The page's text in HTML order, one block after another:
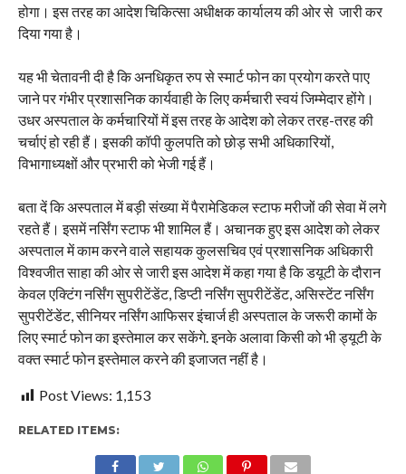
होगा। इस तरह का आदेश चिकित्सा अधीक्षक कार्यालय की ओर से जारी कर
दिया गया है।
यह भी चेतावनी दी है कि अनधिकृत रुप से स्मार्ट फोन का प्रयोग करते पाए
जाने पर गंभीर प्रशासनिक कार्यवाही के लिए कर्मचारी स्वयं जिम्मेदार होंगे।
उधर अस्पताल के कर्मचारियों में इस तरह के आदेश को लेकर तरह-तरह की
चर्चाएं हो रही हैं। इसकी कॉपी कुलपति को छोड़ सभी अधिकारियों,
विभागाध्यक्षों और प्रभारी को भेजी गई हैं।
बता दें कि अस्पताल में बड़ी संख्या में पैरामेडिकल स्टाफ मरीजों की सेवा में लगे
रहते हैं। इसमें नर्सिंग स्टाफ भी शामिल हैं। अचानक हुए इस आदेश को लेकर
अस्पताल में काम करने वाले सहायक कुलसचिव एवं प्रशासनिक अधिकारी
विश्वजीत साहा की ओर से जारी इस आदेश में कहा गया है कि डयूटी के दौरान
केवल एक्टिंग नर्सिंग सुपरीटेंडेंट, डिप्टी नर्सिंग सुपरीटेंडेंट, असिस्टेंट नर्सिंग
सुपरीटेंडेंट, सीनियर नर्सिंग आफिसर इंचार्ज ही अस्पताल के जरूरी कामों के
लिए स्मार्ट फोन का इस्तेमाल कर सकेंगे. इनके अलावा किसी को भी ड्यूटी के
वक्त स्मार्ट फोन इस्तेमाल करने की इजाजत नहीं है।
Post Views: 1,153
RELATED ITEMS: